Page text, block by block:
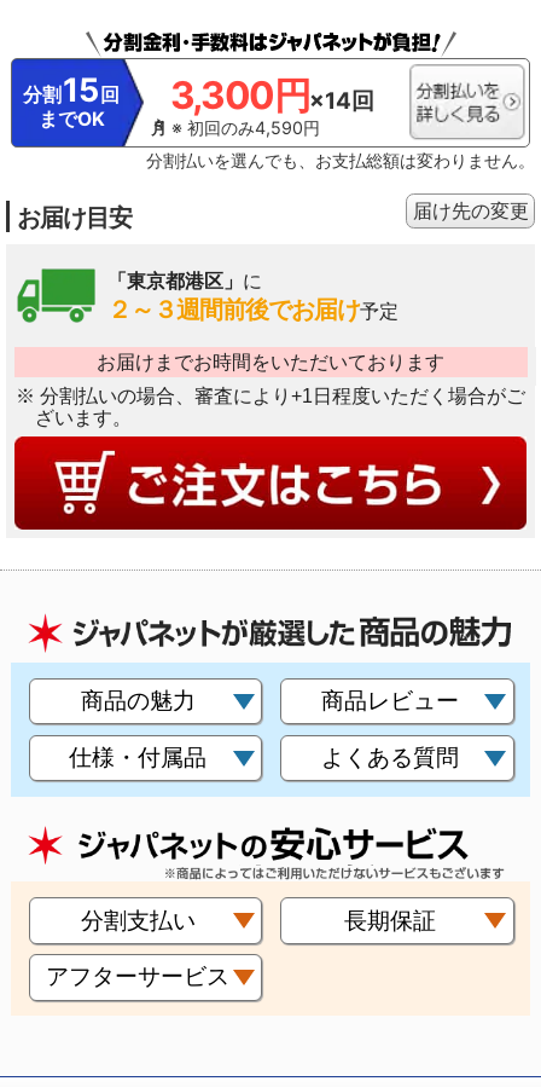
分割 15 回
までOK
3,300円×14回
※ 初回のみ4,590円
分割払いを選んでも、お支払総額は変わりません。
お届け目安
「東京都港区」 に
２～３週間前後でお届け予定
お届けまでお時間をいただいております
※ 分割払いの場合、審査により+1日程度いただく場合がご
ざいます。
届け先の変更
商品の魅力 商品レビュー
仕様・付属品 よくある質問
分割支払い 長期保証
アフターサービス